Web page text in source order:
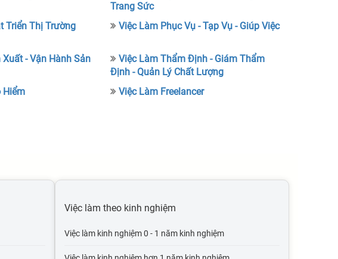
Trang Sức
Triển Thị Trường Việc Làm Phục Vụ - Tạp Vụ - Giúp Việc
- Vận Hành Sản
Việc Làm Thẩm Định - Giám Thẩm
Định - Quản Lý Chất Lượng
Hiểm Việc Làm Freelancer
Việc làm theo kinh nghiệm
Việc làm kinh nghiệm 0 - 1 năm kinh nghiệm